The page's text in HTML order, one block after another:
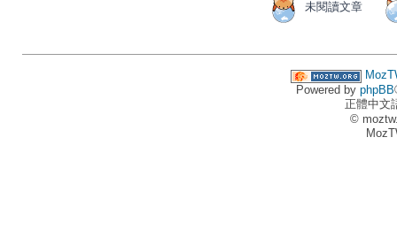
未閱讀文章
Powered by phpBB
正體中文
©